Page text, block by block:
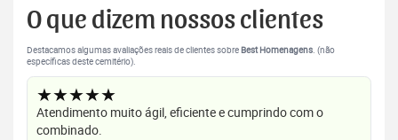
O que dizem nossos clientes
Destacamos algumas avaliações reais de clientes sobre Best Homenagens. (não
específicas deste cemitério).
★★★★★
Atendimento muito ágil, eficiente e cumprindo com o
combinado.